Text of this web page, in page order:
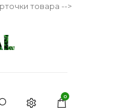
товара -->
0